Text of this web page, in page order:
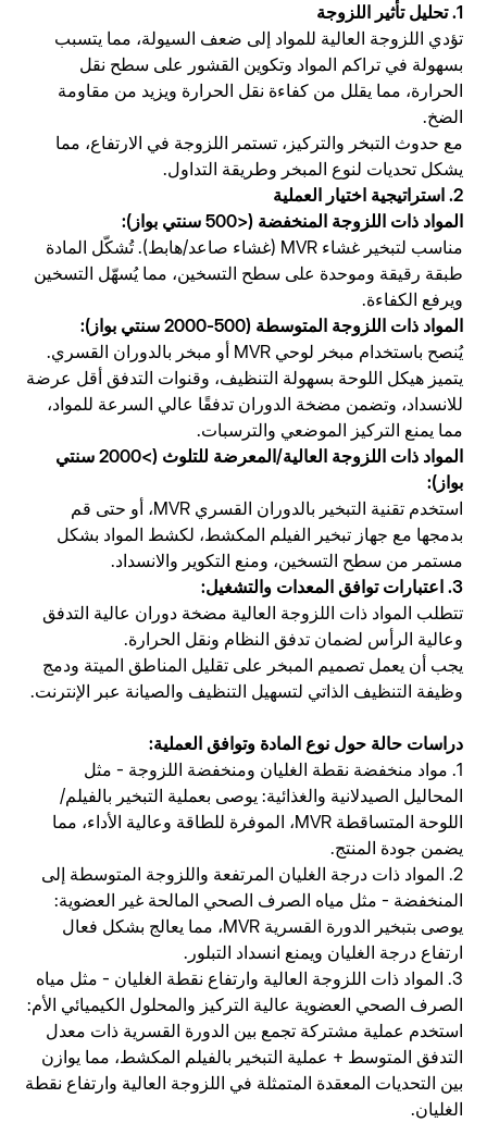
1. تحليل تأثير اللزوجة
تؤدي اللزوجة العالية للمواد إلى ضعف السيولة، مما يتسبب
بسهولة في تراكم المواد وتكوين القشور على سطح نقل
الحرارة، مما يقلل من كفاءة نقل الحرارة ويزيد من مقاومة
الضخ.
مع حدوث التبخر والتركيز، تستمر اللزوجة في الارتفاع، مما
يشكل تحديات لنوع المبخر وطريقة التداول.
2. استراتيجية اختيار العملية
المواد ذات اللزوجة المنخفضة (<500 سنتي بواز):
مناسب لتبخير غشاء MVR (غشاء صاعد/هابط). تُشكّل المادة
طبقة رقيقة وموحدة على سطح التسخين، مما يُسهّل التسخين
ويرفع الكفاءة.
المواد ذات اللزوجة المتوسطة (500-2000 سنتي بواز):
يُنصح باستخدام مبخر لوحي MVR أو مبخر بالدوران القسري.
يتميز هيكل اللوحة بسهولة التنظيف، وقنوات التدفق أقل عرضة
للانسداد، وتضمن مضخة الدوران تدفقًا عالي السرعة للمواد،
مما يمنع التركيز الموضعي والترسبات.
المواد ذات اللزوجة العالية/المعرضة للتلوث (>2000 سنتي
بواز):
استخدم تقنية التبخير بالدوران القسري MVR، أو حتى قم
بدمجها مع جهاز تبخير الفيلم المكشط، لكشط المواد بشكل
مستمر من سطح التسخين، ومنع التكوير والانسداد.
3. اعتبارات توافق المعدات والتشغيل:
تتطلب المواد ذات اللزوجة العالية مضخة دوران عالية التدفق
وعالية الرأس لضمان تدفق النظام ونقل الحرارة.
يجب أن يعمل تصميم المبخر على تقليل المناطق الميتة ودمج
وظيفة التنظيف الذاتي لتسهيل التنظيف والصيانة عبر الإنترنت.
دراسات حالةحول نوع المادة وتوافق العملية:
1. مواد منخفضة نقطة الغليان ومنخفضة اللزوجة - مثل
المحاليل الصيدلانية والغذائية: يوصى بعملية التبخير بالفيلم/
اللوحة المتساقطة MVR، الموفرة للطاقة وعالية الأداء، مما
يضمن جودة المنتج.
2. المواد ذات درجة الغليان المرتفعة واللزوجة المتوسطة إلى
المنخفضة - مثل مياه الصرف الصحي المالحة غير العضوية:
يوصى بتبخير الدورة القسرية MVR، مما يعالج بشكل فعال
ارتفاع درجة الغليان ويمنع انسداد التبلور.
3. المواد ذات اللزوجة العالية وارتفاع نقطة الغليان - مثل مياه
الصرف الصحي العضوية عالية التركيز والمحلول الكيميائي الأم:
استخدم عملية مشتركة تجمع بين الدورة القسرية ذات معدل
التدفق المتوسط + عملية التبخير بالفيلم المكشط، مما يوازن
بين التحديات المعقدة المتمثلة في اللزوجة العالية وارتفاع نقطة
الغليان.